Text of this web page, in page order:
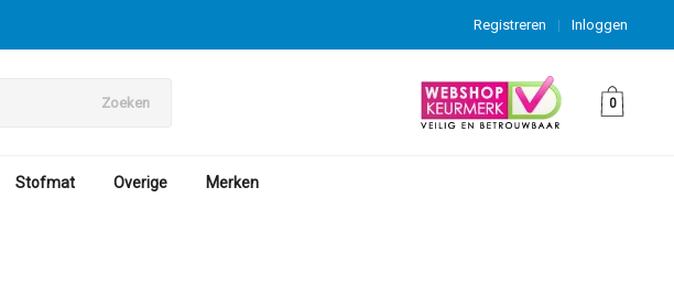
Inloggen
|
Registreren
Zoeken 0
Stofmat Overige Merken